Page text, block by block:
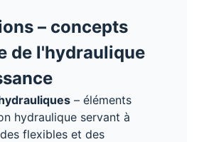
– concepts
de l'hydraulique
– éléments
hydraulique servant à
flexibles et des